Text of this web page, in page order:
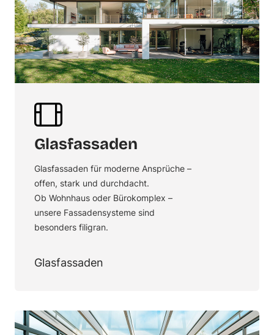
Glasfassaden
Glasfassaden für moderne Ansprüche –
offen, stark und durchdacht.
Ob Wohnhaus oder Bürokomplex –
unsere Fassadensysteme sind
besonders filigran.
Glasfassaden